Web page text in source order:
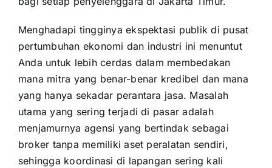
Menghadapi tingginya ekspektasi publik di pusat
pertumbuhan ekonomi dan industri ini menuntut
Anda untuk lebih cerdas dalam membedakan
mana mitra yang benar-benar kredibel dan mana
yang hanya sekadar perantara jasa. Masalah
utama yang sering terjadi di pasar adalah
menjamurnya agensi yang bertindak sebagai
broker tanpa memiliki aset peralatan sendiri,
sehingga koordinasi di lapangan sering kali